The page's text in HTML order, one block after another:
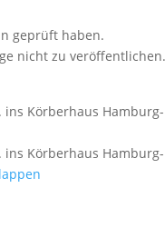
geprüft haben.
nicht zu veröffentlichen.
Körberhaus
Körberhaus